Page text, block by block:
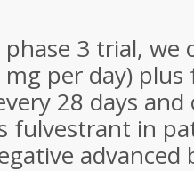
phase 3 trial, we
per day)
28 days and
fulvestrant in
advanced